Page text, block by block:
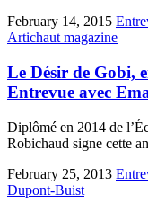
February 14, 2015
Artichaut magazine
Le Désir de Gobi,
Entrevue avec
Diplômé en 2014 de
Robichaud signe cette
February 25, 2013
Dupont-Buist